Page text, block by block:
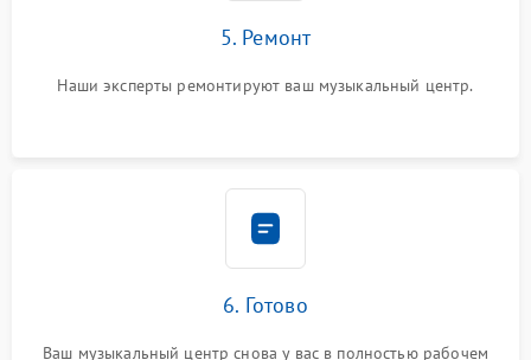
5. Ремонт
Наши эксперты ремонтируют ваш музыкальный центр.
6. Готово
Ваш музыкальный центр снова у вас в полностью рабочем